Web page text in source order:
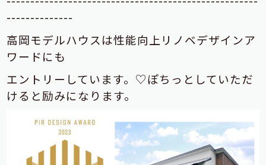
--------------
高岡モデルハウスは性能向上リノベデザインア
ワードにも
エントリーしています。♡ぽちっとしていただ
けると励みになります。